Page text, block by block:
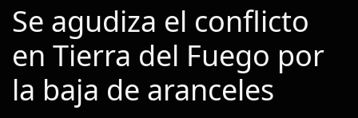
Se agudiza el conflicto
en Tierra del Fuego por
la baja de aranceles